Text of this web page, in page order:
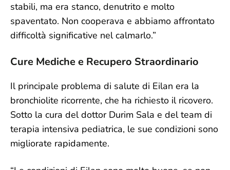
stabili, ma era stanco, denutrito e molto
spaventato. Non cooperava e abbiamo affrontato
difficoltà significative nel calmarlo.”
Cure Mediche e Recupero Straordinario
Il principale problema di salute di Eilan era la
bronchiolite ricorrente, che ha richiesto il ricovero.
Sotto la cura del dottor Durim Sala e del team di
terapia intensiva pediatrica, le sue condizioni sono
migliorate rapidamente.